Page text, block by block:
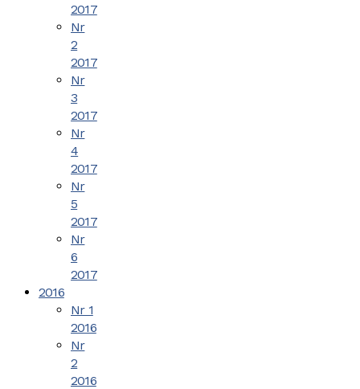
2017
Nr
2
2017
Nr
3
2017
Nr
4
2017
Nr
5
2017
Nr
6
2017
2016
Nr 1
2016
Nr
2
2016